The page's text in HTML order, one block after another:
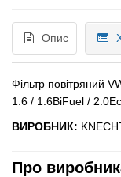
Опис
Фільтр повітряний
1.6 / 1.6BiFuel /
ВИРОБНИК:
Про